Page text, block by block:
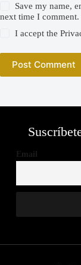
Save my name,
next time I comment.
I accept the
Post Comment
Email